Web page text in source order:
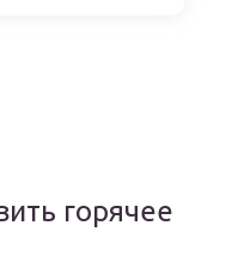
горячее